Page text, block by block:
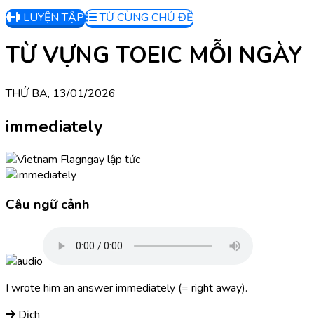
LUYỆN TẬP
TỪ CÙNG CHỦ ĐỀ
TỪ VỰNG TOEIC MỖI NGÀY
THỨ BA, 13/01/2026
immediately
ngay lập tức
Câu ngữ cảnh
I wrote him an answer immediately (= right away).
Dịch